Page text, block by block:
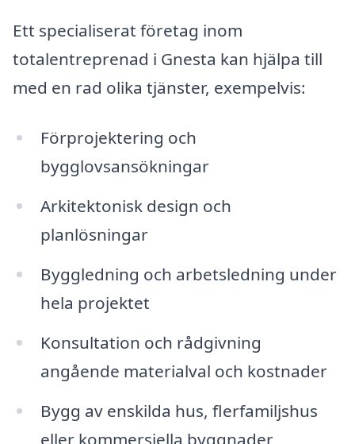
Ett specialiserat företag inom
totalentreprenad i Gnesta kan hjälpa till
med en rad olika tjänster, exempelvis:
Förprojektering och
bygglovsansökningar
Arkitektonisk design och
planlösningar
Byggledning och arbetsledning under
hela projektet
Konsultation och rådgivning
angående materialval och kostnader
Bygg av enskilda hus, flerfamiljshus
eller kommersiella byggnader